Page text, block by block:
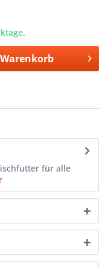
Warenkorb
für alle